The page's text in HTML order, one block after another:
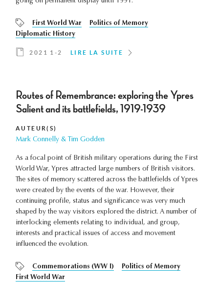
First World War
Politics of Memory
Diplomatic History
2021 1-2 LIRE LA SUITE
Routes of Remembrance: exploring the Ypres
Salient and its battlefields, 1919-1939
AUTEUR(S)
Mark Connelly & Tim Godden
As a focal point of British military operations during the First
World War, Ypres attracted large numbers of British visitors.
The sites of memory scattered across the battlefields of Ypres
were created by the events of the war. However, their
continuing profile, status and significance was very much
shaped by the way visitors explored the district. A number of
interlocking elements relating to individual, and group,
interests and practical issues of access and movement
influenced the evolution.
Commemorations (WW I)
Politics of Memory
First World War